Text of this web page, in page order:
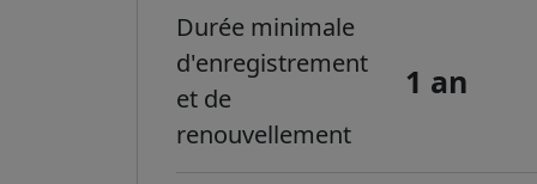
Durée minimale
d'enregistrement
et de
renouvellement
1 an